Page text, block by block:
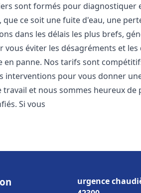
sont formés pour diagnostiquer
ce soit une fuite d'eau, une
dans les délais les plus brefs,
vous éviter les désagréments et les
en panne. Nos tarifs sont
interventions pour vous donner
et nous sommes heureux de
Si vous
urgence